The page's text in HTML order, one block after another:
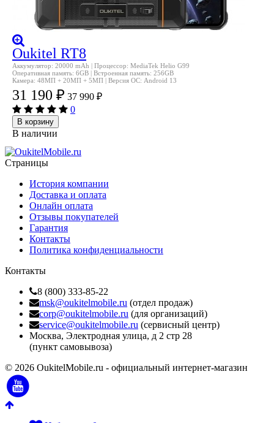
Oukitel RT8
Аккумулятор: 20000 mAh | Процессор: MediaTek Helio G99
Оперативная память: 6GB | Встроенная память: 256GB
Камера: 48МП + 20МП + 5МП | Версия ОС: Android 13
31 190 ₽ 37 990 ₽
0
В корзину
В наличии
Страницы
История компании
Доставка и оплата
Онлайн оплата
Отзывы покупателей
Гарантия
Контакты
Политика конфиденциальности
Контакты
8 (800) 333-85-22
msk@oukitelmobile.ru (отдел продаж)
corp@oukitelmobile.ru (для организаций)
service@oukitelmobile.ru (сервисный центр)
Москва, Электродная улица, д 2 стр 28
(пункт самовывоза)
© 2026 OukitelMobile.ru - официальный интернет-магазин